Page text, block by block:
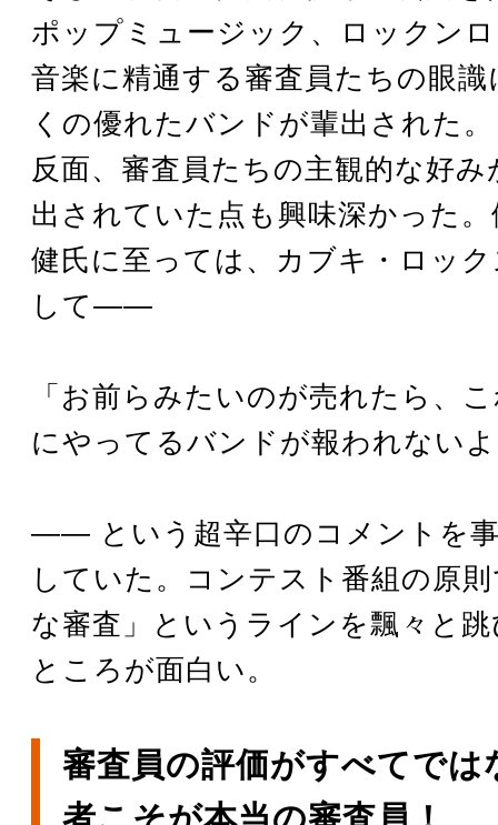
ポップミュージック、ロックン
音楽に精通する審査員たちの眼
くの優れたバンドが輩出された
反面、審査員たちの主観的な好
出されていた点も興味深かった
健氏に至っては、カブキ・ロッ
して――
「お前らみたいのが売れたら、
にやってるバンドが報われない
―― という超辛口のコメントを
していた。コンテスト番組の原
な審査」というラインを飄々と
ところが面白い。
審査員の評価がすべてでは
者こそが本当の審査員！